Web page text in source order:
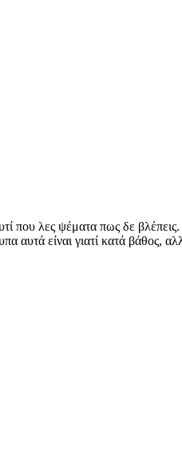
που λες ψέματα πως δε
αυτά είναι γιατί κατά βάθος,